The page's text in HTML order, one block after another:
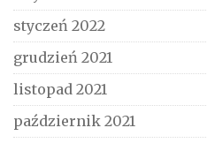
styczeń 2022
grudzień 2021
listopad 2021
październik 2021